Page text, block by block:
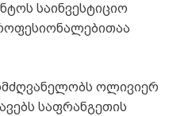
საინვესტიციო
ოლივიერ
საფრანგეთის